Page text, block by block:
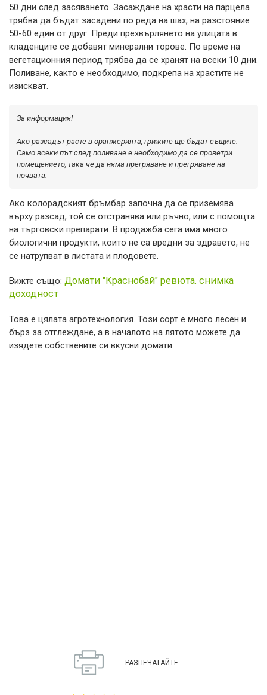
50 дни след засяването. Засаждане на храсти на парцела
трябва да бъдат засадени по реда на шах, на разстояние
50-60 един от друг. Преди прехвърлянето на улицата в
кладенците се добавят минерални торове. По време на
вегетационния период трябва да се хранят на всеки 10 дни.
Поливане, както е необходимо, подкрепа на храстите не
изискват.
За информация!
Ако разсадът расте в оранжерията, грижите ще бъдат същите.
Само всеки път след поливане е необходимо да се проветри
помещението, така че да няма прегряване и прегряване на
почвата.
Ако колорадският бръмбар започна да се приземява
върху разсад, той се отстранява или ръчно, или с помощта
на търговски препарати. В продажба сега има много
биологични продукти, които не са вредни за здравето, не
се натрупват в листата и плодовете.
Вижте също: Домати "Краснобай" ревюта. снимка
доходност
Това е цялата агротехнология. Този сорт е много лесен и
бърз за отглеждане, а в началото на лятото можете да
изядете собствените си вкусни домати.
РАЗПЕЧАТАЙТЕ